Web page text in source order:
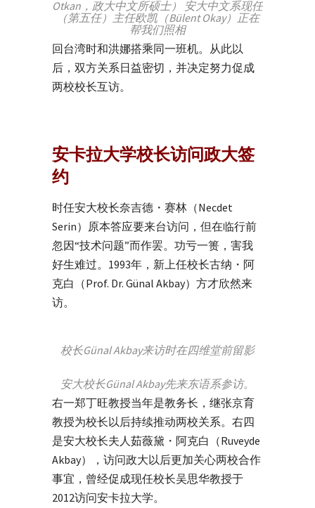
Otkan，政大中文所硕士） 安大中文系现任
（第五任）主任欧凯（Bülent Okay）正在
帮我们照相
回台湾时和洪娜搭乘同一班机。从此以
后，双方关系日益密切，并决定努力促成
两校校长互访。
安卡拉大学校长访问政大签
约
时任安大校长奈吉德・赛林（Necdet
Serin） 原本答应要来台访问，但在临行前
忽因“技术问题”而作罢。功亏一篑，害我
好生难过。1993年，新上任校长古纳・阿
克白（Prof. Dr. Günal Akbay） 方才欣然来
访。
校长Günal Akbay来访时在四维堂前留影
安大校长Günal Akbay先来东语系参访。
右一郑丁旺教授当年是教务长，继张京育
教授为校长以后持续推动两校关系。右四
是安大校长夫人茹薇黛・阿克白（Ruveyde
Akbay），访问政大以后更加关心两校合作
事宜，曾经促成现任校长吴思华教授于
2012访问安卡拉大学。